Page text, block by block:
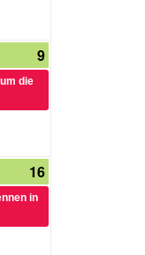
9
August
Veranstaltung)
die
16
August
Veranstaltung)
in